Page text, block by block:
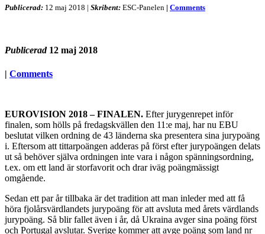
Publicerad: 12 maj 2018 | Skribent: ESC-Panelen | Comments
Publicerad 12 maj 2018
| Comments
EUROVISION 2018 – FINALEN. Efter jurygenrepet inför
finalen, som hölls på fredagskvällen den 11:e maj, har nu EBU
beslutat vilken ordning de 43 länderna ska presentera sina jurypoäng
i. Eftersom att tittarpoängen adderas på först efter jurypoängen delats
ut så behöver själva ordningen inte vara i någon spänningsordning,
t.ex. om ett land är storfavorit och drar iväg poängmässigt
omgående.
Sedan ett par år tillbaka är det tradition att man inleder med att få
höra fjolårsvärdlandets jurypoäng för att avsluta med årets värdlands
jurypoäng. Så blir fallet även i år, då Ukraina avger sina poäng först
och Portugal avslutar. Sverige kommer att avge poäng som land nr